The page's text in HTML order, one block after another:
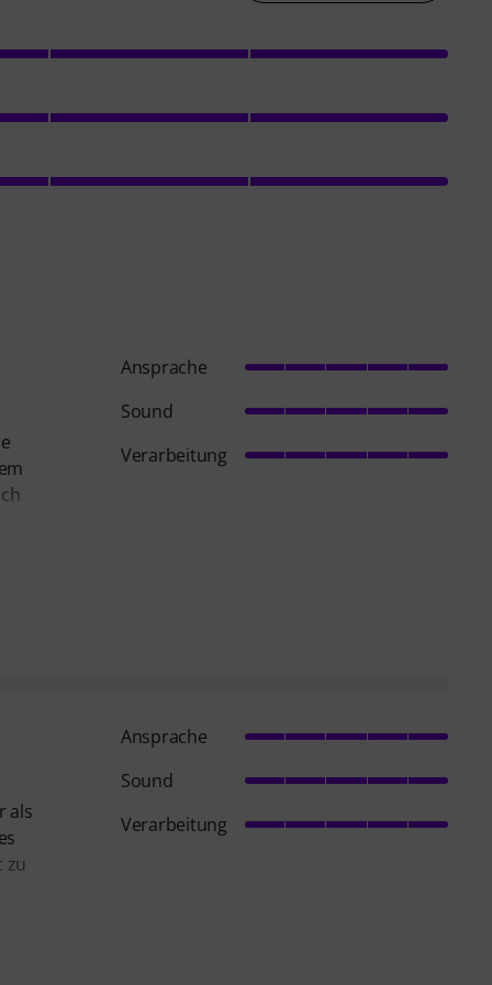
Ansprache
Sound
Verarbeitung
als
zu
Ansprache
Sound
Verarbeitung